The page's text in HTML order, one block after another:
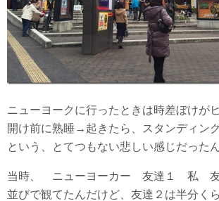
ニューヨークに行ったときは時差ぼけが
開け前に熟睡→起きたら、スタンディン
という、とてつもない悲しい感じだったん
当時、 ニューヨーカー 友達１ 私
並びで観てたんだけど、友達２は半分く